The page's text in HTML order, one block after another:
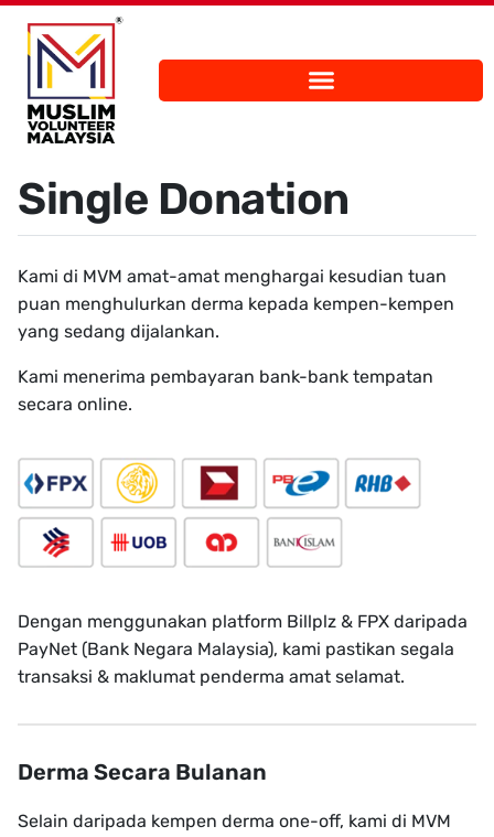
Single Donation
Kami di MVM amat-amat menghargai kesudian tuan
puan menghulurkan derma kepada kempen-kempen
yang sedang dijalankan.
Kami menerima pembayaran bank-bank tempatan
secara online.
Dengan menggunakan platform Billplz & FPX daripada
PayNet (Bank Negara Malaysia), kami pastikan segala
transaksi & maklumat penderma amat selamat.
Derma Secara Bulanan
Selain daripada kempen derma one-off, kami di MVM